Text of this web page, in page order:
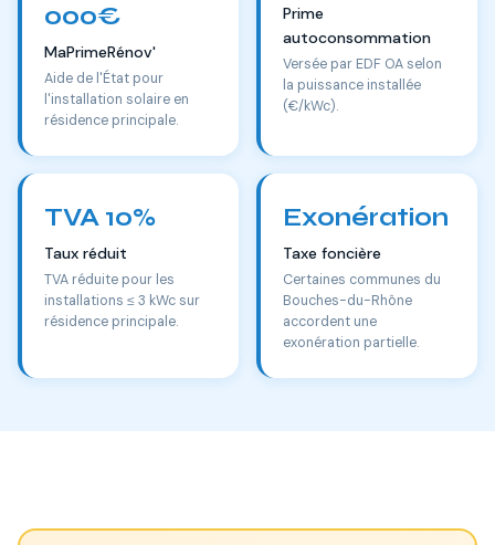
000€
MaPrimeRénov'
Aide de l'État pour
l'installation solaire en
résidence principale.
Prime
autoconsommation
Versée par EDF OA selon
la puissance installée
(€/kWc).
TVA 10%
Taux réduit
TVA réduite pour les
installations ≤ 3 kWc sur
résidence principale.
Exonération
Taxe foncière
Certaines communes du
Bouches-du-Rhône
accordent une
exonération partielle.